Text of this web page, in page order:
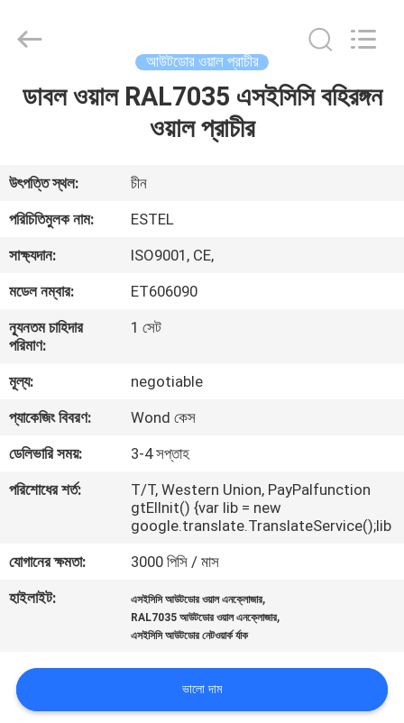
বাড়ি
আমাদের
সম্পর্কে
কারখানা
ভ্রমণ
মান
নিয়ন্ত্রণ
যোগাযোগ
খবর
জন্য
আবেদন
TECHNOLOGY
Rights
Reserved.
আউটডোর ওয়াল প্রাচীর
ডাবল ওয়াল RAL7035 এসইসিসি বহিরঙ্গন
ওয়াল প্রাচীর
উৎপত্তি স্থল:
চীন
পরিচিতিমুলক নাম:
ESTEL
সাক্ষ্যদান:
ISO9001, CE,
মডেল নম্বার:
ET606090
ন্যূনতম চাহিদার
পরিমাণ:
1 সেট
মূল্য:
negotiable
প্যাকেজিং বিবরণ:
Wond কেস
ডেলিভারি সময়:
3-4 সপ্তাহ
পরিশোধের শর্ত:
T/T, Western Union, PayPalfunction
gtElInit() {var lib = new
google.translate.TranslateService();lib
যোগানের ক্ষমতা:
3000 পিসি / মাস
হাইলাইট:
এসইসিসি আউটডোর ওয়াল এনক্লোজার,
RAL7035 আউটডোর ওয়াল এনক্লোজার,
এসইসিসি আউটডোর নেটওয়ার্ক র্যাক
ভালো দাম